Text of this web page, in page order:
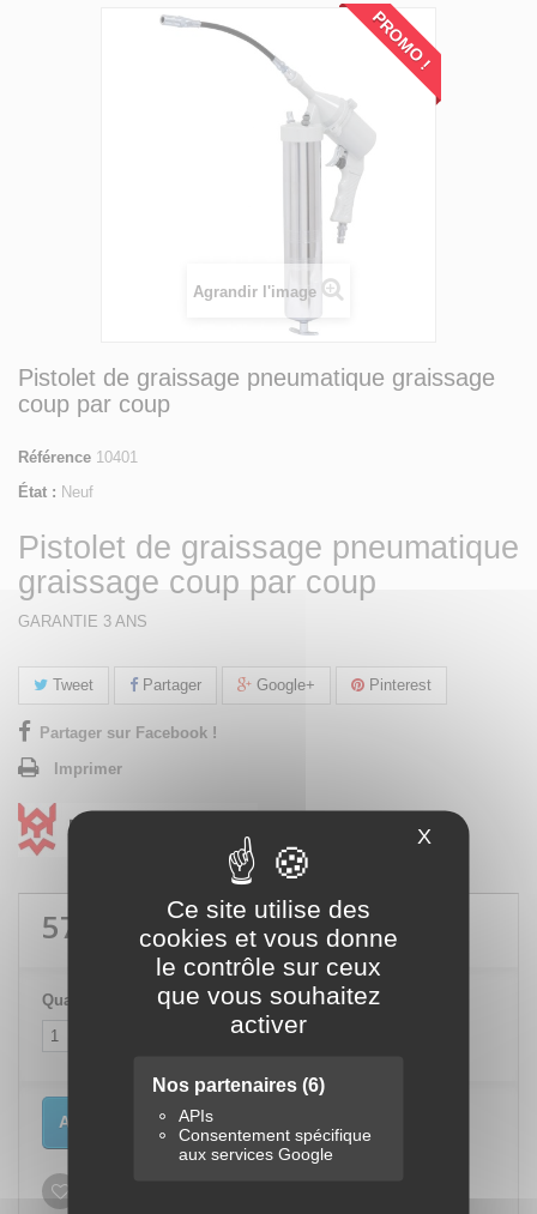
Ce site utilise des
cookies et vous donne
le contrôle sur ceux
que vous souhaitez
activer
Nos partenaires (6)
APIs
Consentement spécifique
aux services Google
X Masquer
PROMO !
Agrandir l'image
Pistolet de graissage pneumatique graissage
coup par coup
Référence 10401
État : Neuf
Pistolet de graissage pneumatique
graissage coup par coup
GARANTIE 3 ANS
Tweet Partager Google+ Pinterest
Partager sur Facebook !
Imprimer
57,00 €TTC
Quantité
Ajouter au panier